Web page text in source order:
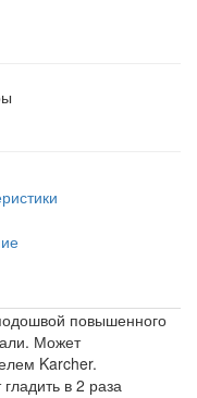
повышенного
Может
Karcher.
в 2 раза